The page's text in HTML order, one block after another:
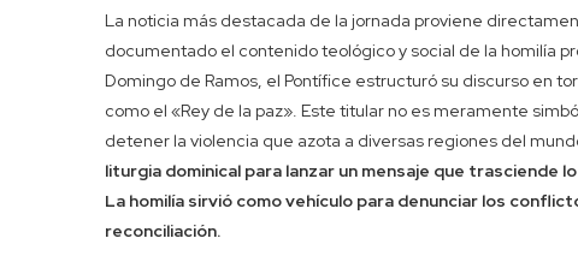
La noticia más destacada de la jornada proviene
documentado el contenido teológico y social de la homilía
Domingo de Ramos, el Pontífice estructuró su discurso en
como el «Rey de la paz». Este titular no es meramente
detener la violencia que azota a diversas regiones del
liturgia dominical para lanzar un mensaje que trasciende
La homilía sirvió como vehículo para denunciar los
reconciliación.